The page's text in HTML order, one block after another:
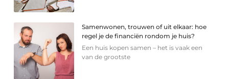
Samenwonen, trouwen of uit elkaar: hoe
regel je de financiën rondom je huis?
Een huis kopen samen – het is vaak een
van de grootste